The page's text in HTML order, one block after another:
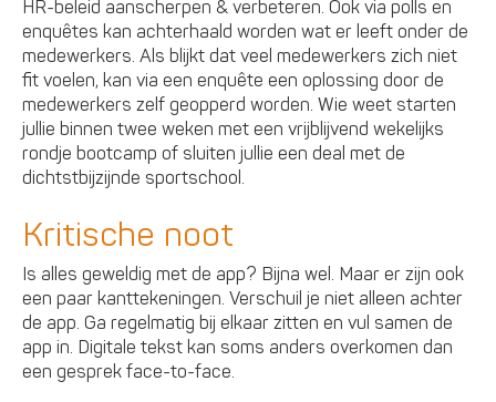
HR-beleid aanscherpen & verbeteren. Ook via polls en
enquêtes kan achterhaald worden wat er leeft onder de
medewerkers. Als blijkt dat veel medewerkers zich niet
fit voelen, kan via een enquête een oplossing door de
medewerkers zelf geopperd worden. Wie weet starten
jullie binnen twee weken met een vrijblijvend wekelijks
rondje bootcamp of sluiten jullie een deal met de
dichtstbijzijnde sportschool.
Kritische noot
Is alles geweldig met de app? Bijna wel. Maar er zijn ook
een paar kanttekeningen. Verschuil je niet alleen achter
de app. Ga regelmatig bij elkaar zitten en vul samen de
app in. Digitale tekst kan soms anders overkomen dan
een gesprek face-to-face.